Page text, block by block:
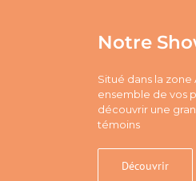
Notre
Situé dans la
ensemble de vos
découvrir une
témoins
Découvrir